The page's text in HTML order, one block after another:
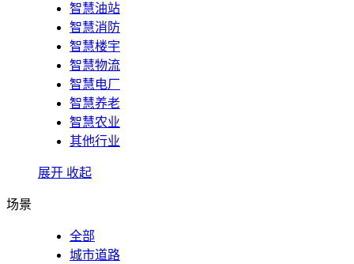
智慧油站
智慧消防
智慧楼宇
智慧物流
智慧电厂
智慧养老
智慧农业
其他行业
展开 收起
场景
全部
城市道路